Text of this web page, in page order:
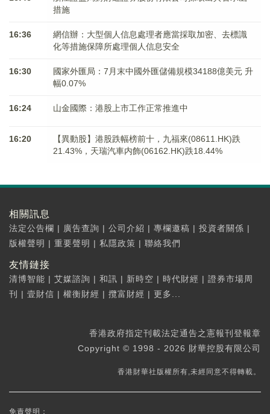
措施
16:36
網信辦：大型個人信息處理者應當採取加密、去標識
化等措施保障所處理個人信息安全
16:30
國家外匯局：7月末中國外匯儲備規模34188億美元 升
幅0.07%
16:24 山金國際：港股上市工作正常推進中
16:20
【異動股】港股跌幅榜前十，九福來(08611.HK)跌
21.43%，天瑞汽車内飾(06162.HK)跌18.44%
相關訊息
法定公告欄 | 廣告查詢 | 公司介紹 | 專欄邀稿 | 投資者關係 |
版權聲明 | 重要聲明 | 私隱政策 | 聯絡我們
友情鏈接
清博智能 | 艾媒諮詢 | 和訊 | 新時空 | 時代財經 | 證券市場周
刊
| 壹財信 | 權衡財經 | 攬富財經 | 更多...
香港政府指定刊載法定通告之憲報刊登報章
Copyright © 1998 - 2026 財華控股有限公司
香港財華社版權所有,未經同意不得轉載。
免責聲明：